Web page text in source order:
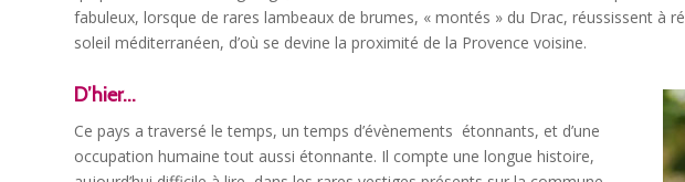
fabuleux, lorsque de rares lambeaux de brumes, « montés » du Drac, réussissent à
soleil méditerranéen, d’où se devine la proximité de la Provence voisine.
D’hier…
Ce pays a traversé le temps, un temps d’évènements étonnants, et d’une
occupation humaine tout aussi étonnante. Il compte une longue histoire,